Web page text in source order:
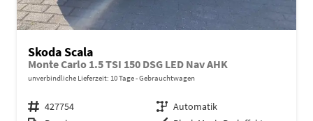
Skoda Scala
Monte Carlo 1.5 TSI 150 DSG LED Nav AHK
unverbindliche Lieferzeit: 10 Tage Gebrauchtwagen
Fahrzeugnr. 427754 Getriebe Automatik